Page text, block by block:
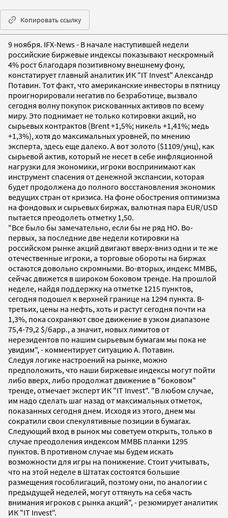
Копировать ссылку
9 ноября. IFX-News - В начале наступившей недели
российские биржевые индексы показывают нескромный
4% рост благодаря позитивному внешнему фону,
констатирует главный аналитик ИК "IT Invest" Александр
Потавин. Тот факт, что американские инвесторы в пятницу
проигнорировали негатив по безработице, вызвало
сегодня волну покупок рискованных активов по всему
миру. Это поднимает не только котировки акций, но
сырьевых контрактов (Brent +1,5%; никель +1,41%; медь
+1,3%), хотя до максимальных уровней, по мнению
эксперта, здесь еще далеко. А вот золото ($1109/унц), как
сырьевой актив, который не несет в себе инфляционной
нагрузки для экономики, игроки воспринимают как
инструмент спасения от денежной экспансии, которая
будет продолжена до полного восстановления экономик
ведущих стран от кризиса. На фоне обострения оптимизма
на фондовых и сырьевых биржах, валютная пара EUR/USD
пытается преодолеть отметку 1,50.
"Все было бы замечательно, если бы не ряд НО. Во-
первых, за последние две недели котировки на
российском рынке акций двигают вверх-вниз одни и те же
отечественные игроки, а торговые обороты на биржах
остаются довольно скромными. Во-вторых, индекс ММВБ,
сейчас движется в широком боковом тренде. На прошлой
неделе, найдя поддержку на отметке 1215 пунктов,
сегодня подошел к верхней границе на 1294 пункта. В-
третьих, цены на нефть, хоть и растут сегодня почти на
1,3%, пока сохраняют свое движение в узком диапазоне
75,4-79,2 $/барр., а значит, новых лимитов от
нерезидентов по нашим сырьевым бумагам мы пока не
увидим", - комментирует ситуацию А. Потавин.
Следуя логике настроений на рынке, можно
предположить, что наши биржевые индексы могут пойти
либо вверх, либо продолжат движение в "боковом"
тренде, отмечает эксперт ИК "IT Invest". "В любом случае,
им надо сделать шаг назад от максимальных отметок,
показанных сегодня днем. Исходя из этого, днем мы
сократили свои спекулятивные позиции в бумагах.
Следующий вход в рынок мы советуем открыть, только в
случае преодоления индексом ММВБ планки 1295
пунктов. В противном случае мы будем искать
возможности для игры на понижение. Стоит учитывать,
что на этой неделе в Штатах состоятся большие
размещения гособлигаций, поэтому они, по аналогии с
предыдущей неделей, могут оттянуть на себя часть
внимания игроков с рынка акций", - резюмирует аналитик
ИК "IT Invest".